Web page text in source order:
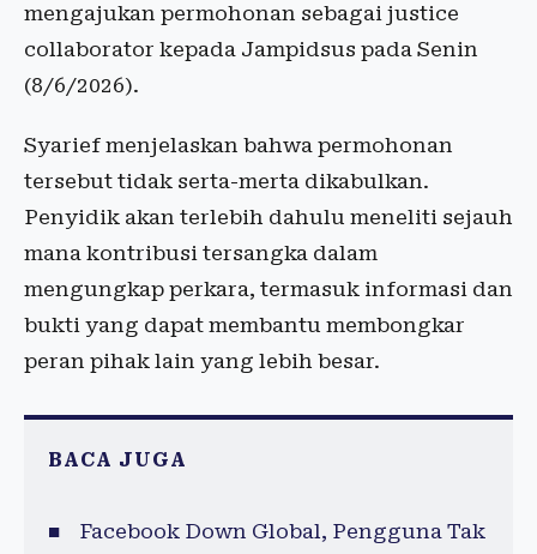
mengajukan permohonan sebagai justice
collaborator kepada Jampidsus pada Senin
(8/6/2026).
Syarief menjelaskan bahwa permohonan
tersebut tidak serta-merta dikabulkan.
Penyidik akan terlebih dahulu meneliti sejauh
mana kontribusi tersangka dalam
mengungkap perkara, termasuk informasi dan
bukti yang dapat membantu membongkar
peran pihak lain yang lebih besar.
BACA JUGA
Facebook Down Global, Pengguna Tak